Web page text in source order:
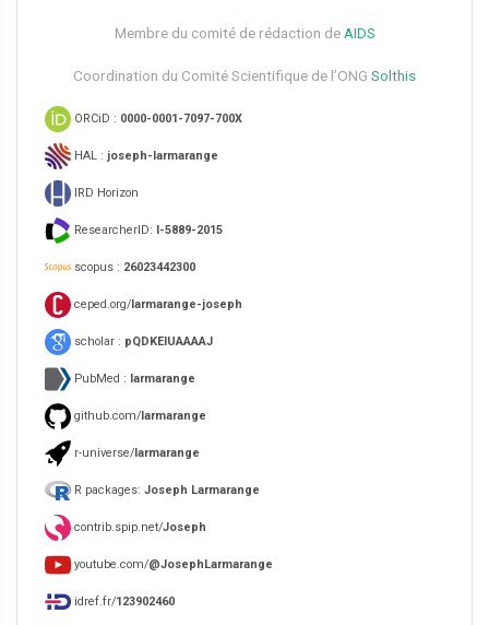
Membre du comité de rédaction de AIDS
Coordination du Comité Scientifique de l’ONG Solthis
ORCiD : 0000-0001-7097-700X
HAL : joseph-larmarange
IRD Horizon
ResearcherID: I-5889-2015
scopus : 26023442300
ceped.org/larmarange-joseph
scholar : pQDKEIUAAAAJ
PubMed : larmarange
github.com/larmarange
r-universe/larmarange
R packages: Joseph Larmarange
contrib.spip.net/Joseph
youtube.com/@JosephLarmarange
idref.fr/123902460